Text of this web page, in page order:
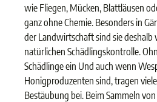
wie Fliegen, Mücken, Blattläusen
ganz ohne Chemie. Besonders in
der Landwirtschaft sind sie
natürlichen Schädlingskontrolle.
Schädlinge ein Und auch wenn
Honigproduzenten sind, tragen
Bestäubung bei. Beim Sammeln